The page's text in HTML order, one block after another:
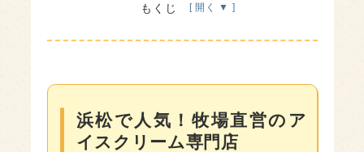
もくじ
ジェラート！
とんぼ｜名店の味を引き継ぐ”いなさ牛乳の
浜松で人気！牧場直営のア
イスクリーム専門店